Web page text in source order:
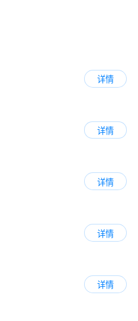
详情
详情
详情
详情
详情